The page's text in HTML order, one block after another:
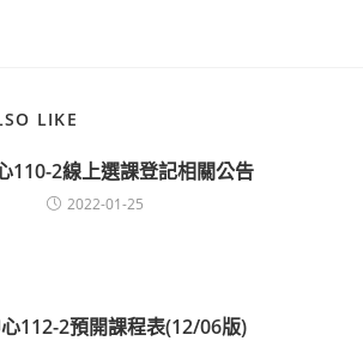
LIKE
110-2線上選課登記相關公告
2022-01-25
112-2預開課程表(12/06版)